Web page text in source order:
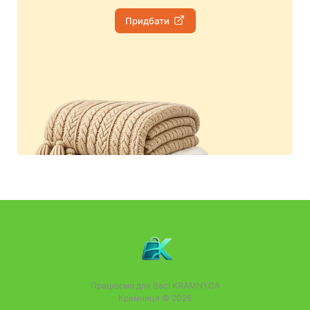
Придбати
Працюємо для Вас! KRAMNYCA
Крамниця © 2026